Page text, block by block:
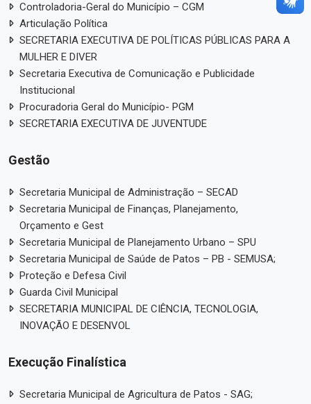
Controladoria-Geral do Município – CGM
Articulação Política
SECRETARIA EXECUTIVA DE POLÍTICAS PÚBLICAS PARA A
MULHER E DIVER
Secretaria Executiva de Comunicação e Publicidade
Institucional
Procuradoria Geral do Município- PGM
SECRETARIA EXECUTIVA DE JUVENTUDE
Gestão
Secretaria Municipal de Administração – SECAD
Secretaria Municipal de Finanças, Planejamento,
Orçamento e Gest
Secretaria Municipal de Planejamento Urbano – SPU
Secretaria Municipal de Saúde de Patos – PB - SEMUSA;
Proteção e Defesa Civil
Guarda Civil Municipal
SECRETARIA MUNICIPAL DE CIÊNCIA, TECNOLOGIA,
INOVAÇÃO E DESENVOL
Execução Finalística
Secretaria Municipal de Agricultura de Patos - SAG;